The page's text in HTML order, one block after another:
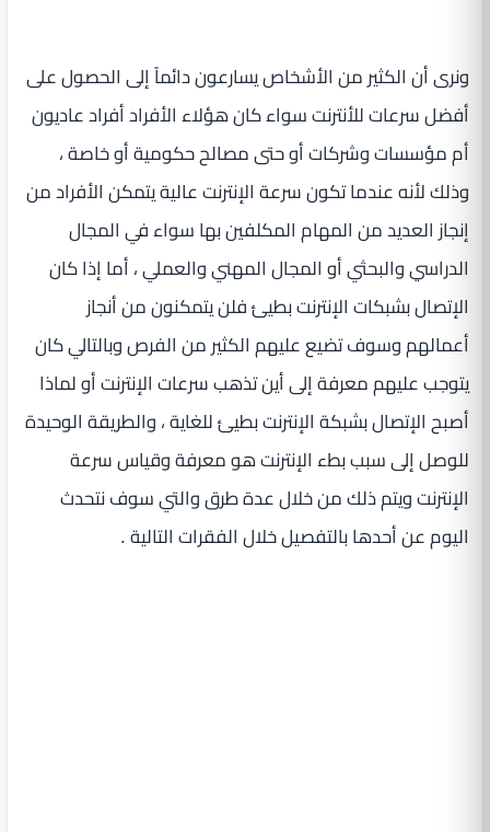
ونرى أن الكثير من الأشخاص يسارعون دائماً إلى الحصول على
أفضل سرعات للأنترنت سواء كان هؤلاء الأفراد أفراد عاديون
أم مؤسسات وشركات أو حتى مصالح حكومية أو خاصة ،
وذلك لأنه عندما تكون سرعة الإنترنت عالية يتمكن الأفراد من
إنجاز العديد من المهام المكلفين بها سواء في المجال
الدراسي والبحثي أو المجال المهني والعملي ، أما إذا كان
الإتصال بشبكات الإنترنت بطيئ فلن يتمكنون من أنجاز
أعمالهم وسوف تضيع عليهم الكثير من الفرص وبالتالي كان
يتوجب عليهم معرفة إلى أين تذهب سرعات الإنترنت أو لماذا
أصبح الإتصال بشبكة الإنترنت بطيئ للغاية ، والطريقة الوحيدة
للوصل إلى سبب بطء الإنترنت هو معرفة وقياس سرعة
الإنترنت ويتم ذلك من خلال عدة طرق والتي سوف نتحدث
اليوم عن أحدها بالتفصيل خلال الفقرات التالية .